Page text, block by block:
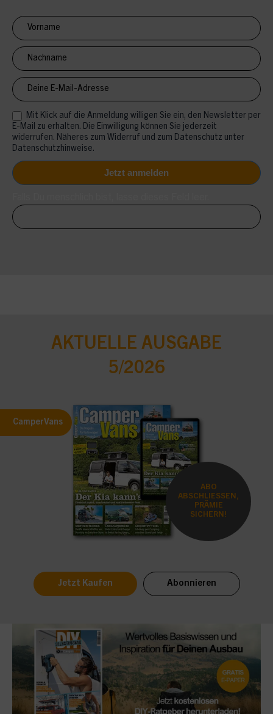
Newsletter
Anmeldung
CV
Mit Klick auf die Anmeldung willigen Sie ein, den Newsletter per
E-Mail zu erhalten. Die Einwilligung können Sie jederzeit
widerrufen. Näheres zum Widerruf und zum Datenschutz unter
Datenschutzhinweise.
AKTUELLE AUSGABE
5/2026
CamperVans
ABO
ABSCHLIESSEN,
PRÄMIE
SICHERN!
Jetzt Kaufen Abonnieren